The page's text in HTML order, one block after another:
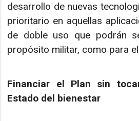
desarrollo de nuevas
prioritario en aquellas
de doble uso que podrán
propósito militar, como para
Financiar el Plan sin
Estado del bienestar